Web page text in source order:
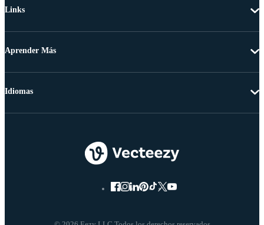
Links
Aprender Más
Idiomas